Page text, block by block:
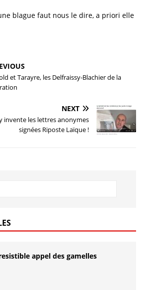
blague faut nous le dire, a priori elle
et Tarayre, les Delfraissy-Blachier de la
NEXT
invente les lettres anonymes
signées Riposte Laïque !
appel des gamelles